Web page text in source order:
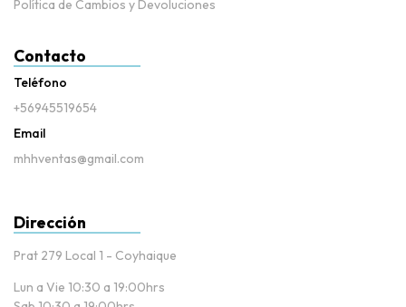
Política de Cambios y Devoluciones
Contacto
Teléfono
+56945519654
Email
mhhventas@gmail.com
Dirección
Prat 279 Local 1 - Coyhaique
Lun a Vie 10:30 a 19:00hrs